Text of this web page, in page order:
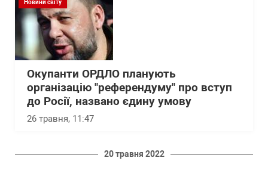
Новини світу
Окупанти ОРДЛО планують
організацію "референдуму" про вступ
до Росії, названо єдину умову
26 травня, 11:47
20 травня 2022